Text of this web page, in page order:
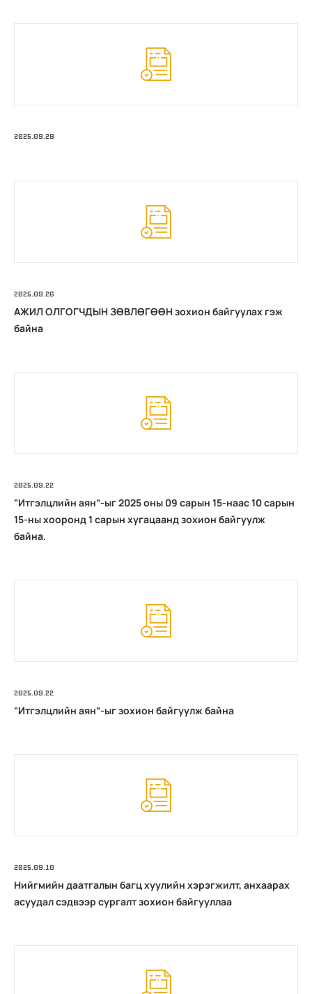
2025.09.28
2025.09.26
АЖИЛ ОЛГОГЧДЫН ЗӨВЛӨГӨӨН зохион байгуулах гэж
байна
2025.09.22
“Итгэлцлийн аян”-ыг 2025 оны 09 сарын 15-наас 10 сарын
15-ны хооронд 1 сарын хугацаанд зохион байгуулж
байна.
2025.09.22
“Итгэлцлийн аян”-ыг зохион байгуулж байна
2025.09.10
Нийгмийн даатгалын багц хуулийн хэрэгжилт, анхаарах
асуудал сэдвээр сургалт зохион байгууллаа